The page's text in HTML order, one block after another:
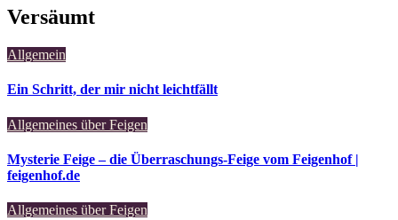
Versäumt
Allgemein
Ein Schritt, der mir nicht leichtfällt
Allgemeines über Feigen
Mysterie Feige – die Überraschungs-Feige vom Feigenhof |
feigenhof.de
Allgemeines über Feigen